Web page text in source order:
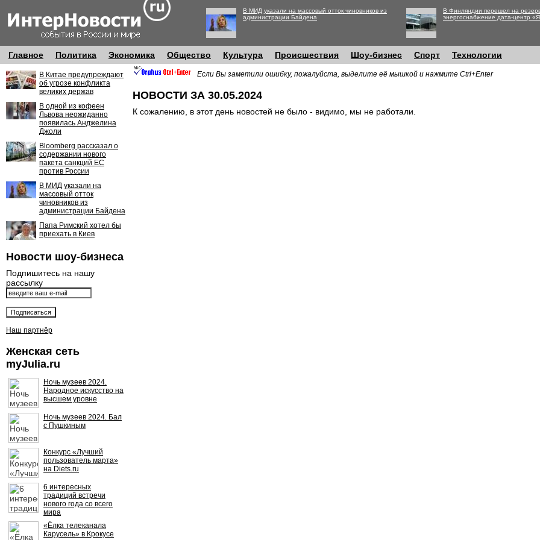
В МИД указали на массовый отток чиновников из
администрации Байдена
В Финляндии перешел на
энергоснабжение дата-центр
Главное Политика Экономика Общество Культура Происшествия Шоу-бизнес Спорт Технологии
В Китае предупреждают
об угрозе конфликта
великих держав
В одной из кофеен
Львова неожиданно
появилась Анджелина
Джоли
Bloomberg рассказал о
содержании нового
пакета санкций ЕС
против России
В МИД указали на
массовый отток
чиновников из
администрации Байдена
Папа Римский хотел бы
приехать в Киев
Новости шоу-бизнеса
Подпишитесь на нашу
рассылку
Наш партнёр
Женская сеть
myJulia.ru
Ночь музеев 2024.
Народное искусство на
высшем уровне
Ночь музеев 2024. Бал
с Пушкиным
Конкурс «Лучший
пользователь марта»
на Diets.ru
6 интересных
традиций встречи
нового года со всего
мира
«Ёлка телеканала
Карусель» в Крокусе
Если Вы заметили ошибку, пожалуйста, выделите её мышкой и нажмите Ctrl+Enter
НОВОСТИ ЗА 30.05.2024
К сожалению, в этот день новостей не было - видимо, мы не работали.